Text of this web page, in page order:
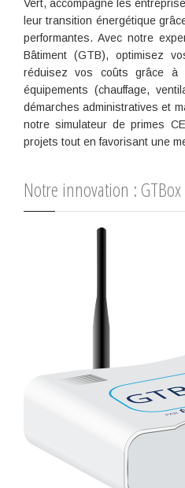
Vert, accompagne les
leur transition énergétique
performantes. Avec notre
Bâtiment (GTB), optimisez
réduisez vos coûts grâce à
équipements (chauffage,
démarches administratives et
notre simulateur de primes
projets tout en favorisant une
Notre innovation : GTBox